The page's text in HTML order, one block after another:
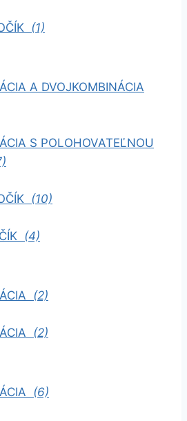
(1)
A DVOJKOMBINÁCIA
S POLOHOVATEĽNOU
(10)
(4)
(2)
(2)
(6)